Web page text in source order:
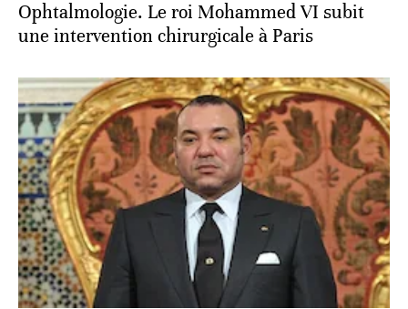
Ophtalmologie. Le roi Mohammed VI subit
une intervention chirurgicale à Paris